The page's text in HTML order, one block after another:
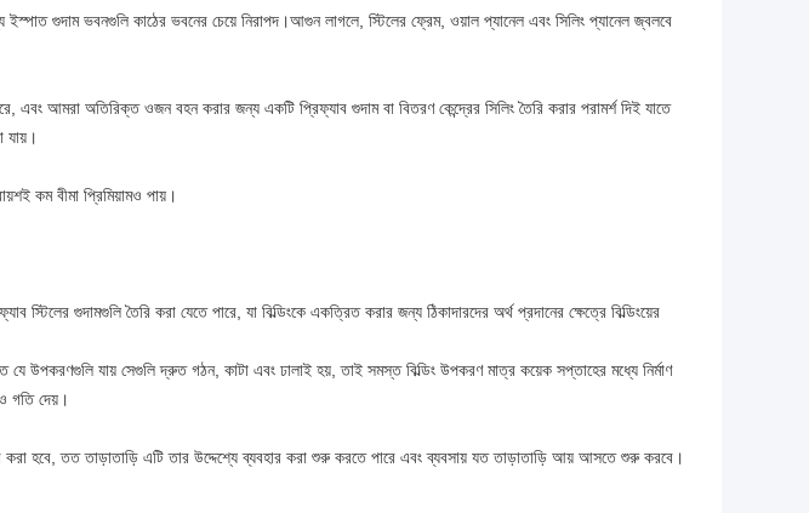
গুদাম ভবনগুলি কাঠের ভবনের চেয়ে নিরাপদ।আগুন লাগলে, স্টিলের ফ্রেম, ওয়াল প্যানেল এবং সিলিং প্যানেল জ্বলবে
এবং আমরা অতিরিক্ত ওজন বহন করার জন্য একটি প্রিফ্যাব গুদাম বা বিতরণ কেন্দ্রের সিলিং তৈরি করার পরামর্শ দিই যাতে
যায়।
কম বীমা প্রিমিয়ামও পায়।
গুদামগুলি তৈরি করা যেতে পারে, যা বিল্ডিংকে একত্রিত করার জন্য ঠিকাদারদের অর্থ প্রদানের ক্ষেত্রে বিল্ডিংয়ের
যে উপকরণগুলি যায় সেগুলি দ্রুত গঠন, কাটা এবং ঢালাই হয়, তাই সমস্ত বিল্ডিং উপকরণ মাত্র কয়েক সপ্তাহের মধ্যে নির্মাণ
গতি দেয়।
হবে, তত তাড়াতাড়ি এটি তার উদ্দেশ্যে ব্যবহার করা শুরু করতে পারে এবং ব্যবসায় যত তাড়াতাড়ি আয় আসতে শুরু করবে।